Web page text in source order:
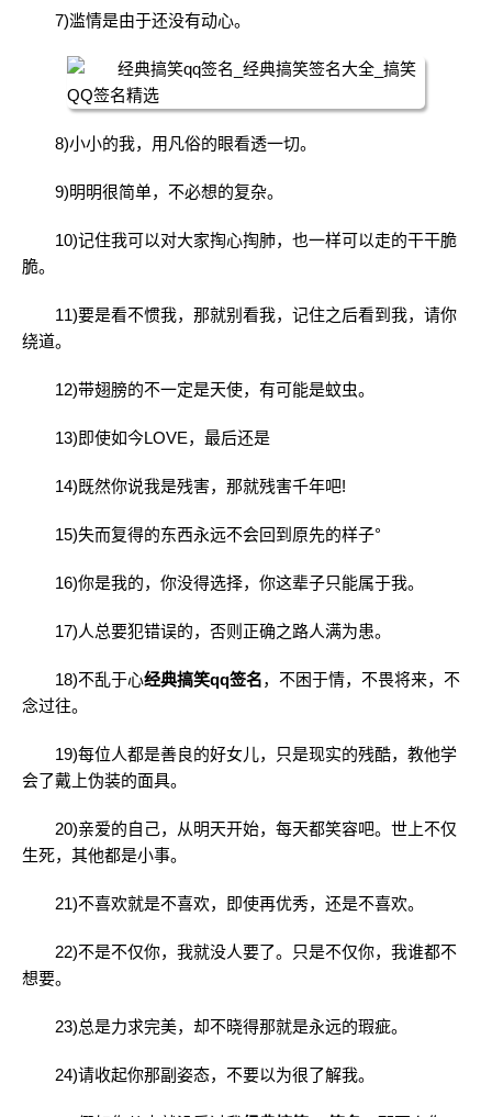
7)滥情是由于还没有动心。
8)小小的我，用凡俗的眼看透一切。
9)明明很简单，不必想的复杂。
10)记住我可以对大家掏心掏肺，也一样可以走的干干脆
脆。
11)要是看不惯我，那就别看我，记住之后看到我，请你
绕道。
12)带翅膀的不一定是天使，有可能是蚊虫。
13)即使如今LOVE，最后还是
14)既然你说我是残害，那就残害千年吧!
15)失而复得的东西永远不会回到原先的样子°
16)你是我的，你没得选择，你这辈子只能属于我。
17)人总要犯错误的，否则正确之路人满为患。
18)不乱于心经典搞笑qq签名，不困于情，不畏将来，不
念过往。
19)每位人都是善良的好女儿，只是现实的残酷，教他学
会了戴上伪装的面具。
20)亲爱的自己，从明天开始，每天都笑容吧。世上不仅
生死，其他都是小事。
21)不喜欢就是不喜欢，即使再优秀，还是不喜欢。
22)不是不仅你，我就没人要了。只是不仅你，我谁都不
想要。
23)总是力求完美，却不晓得那就是永远的瑕疵。
24)请收起你那副姿态，不要以为很了解我。